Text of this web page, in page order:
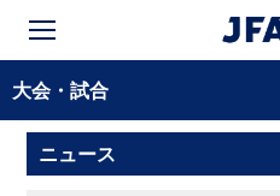
大会・試合
ニュース